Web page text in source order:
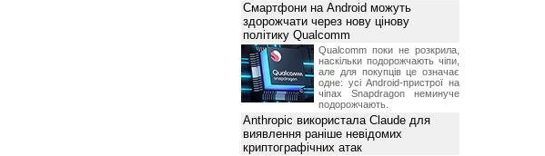
Смартфони на Android можуть
здорожчати через нову цінову
політику Qualcomm
Qualcomm поки не розкрила,
наскільки подорожчають чіпи,
але для покупців це означає
одне: усі Android-пристрої на
чіпах Snapdragon неминуче
подорожчають.
Anthropic використала Claude для
виявлення раніше невідомих
криптографічних атак